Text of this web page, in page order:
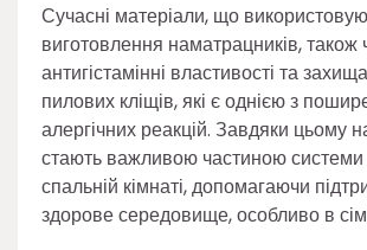
Сучасні матеріали, що
виготовлення наматрацників,
антигістамінні властивості та
пилових кліщів, які є однією з
алергічних реакцій. Завдяки цьому
стають важливою частиною системи
спальній кімнаті, допомагаючи
здорове середовище, особливо в